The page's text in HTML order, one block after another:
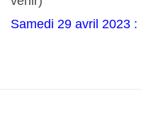
Samedi 29 avril 2023 :